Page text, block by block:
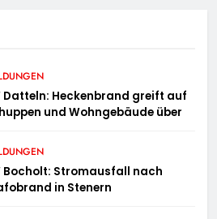
Datteln: Heckenbrand greift auf
und Wohngebäude über
Bocholt: Stromausfall nach
in Stenern